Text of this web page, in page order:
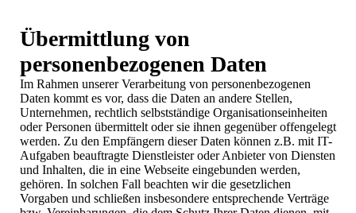
Übermittlung von
personenbezogenen Daten
Im Rahmen unserer Verarbeitung von personenbezogenen
Daten kommt es vor, dass die Daten an andere Stellen,
Unternehmen, rechtlich selbstständige Organisationseinheiten
oder Personen übermittelt oder sie ihnen gegenüber offengelegt
werden. Zu den Empfängern dieser Daten können z.B. mit IT-
Aufgaben beauftragte Dienstleister oder Anbieter von Diensten
und Inhalten, die in eine Webseite eingebunden werden,
gehören. In solchen Fall beachten wir die gesetzlichen
Vorgaben und schließen insbesondere entsprechende Verträge